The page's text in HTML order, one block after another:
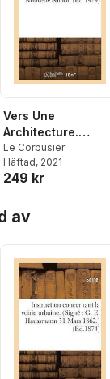
Vers Une
Architecture.
Nouvelle Édition
Le Corbusier
Häftad, 2021
249 kr
av